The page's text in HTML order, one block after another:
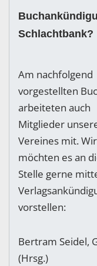
Schlachtbank?
Am nachfolgend
vorgestellten
arbeiteten auch
Mitglieder
Vereines mit. Wir
möchten es an
Stelle gerne
vorstellen:
Bertram Seidel,
(Hrsg.)